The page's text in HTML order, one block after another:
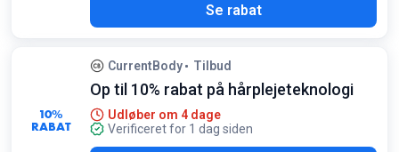
Se rabat
10%
RABAT
CurrentBody Tilbud
Op til 10% rabat på hårplejeteknologi
Udløber om 4 dage
Verificeret for 1 dag siden